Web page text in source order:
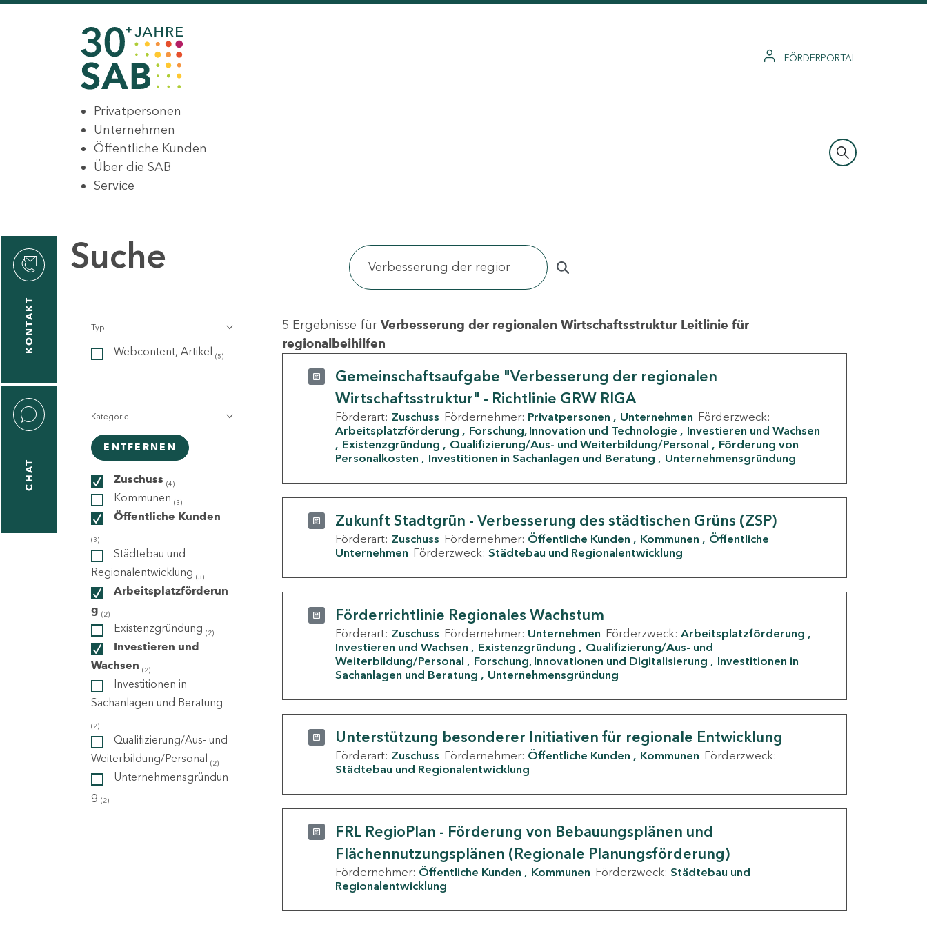
FÖRDERPORTAL
Privatpersonen
Unternehmen
Öffentliche Kunden
Über die SAB
Service
KONTAKT
CHAT
Suche
Typ
Webcontent, Artikel (5)
Kategorie
ENTFERNEN
Zuschuss (4)
Kommunen (3)
Öffentliche Kunden
(3)
Städtebau und
Regionalentwicklung (3)
Arbeitsplatzförderun
g (2)
Existenzgründung (2)
Investieren und
Wachsen (2)
Investitionen in
Sachanlagen und Beratung
(2)
Qualifizierung/Aus- und
Weiterbildung/Personal (2)
Unternehmensgründun
g (2)
5 Ergebnisse für Verbesserung der regionalen Wirtschaftsstruktur Leitlinie für
regionalbeihilfen
Gemeinschaftsaufgabe "Verbesserung der regionalen
Wirtschaftsstruktur" - Richtlinie GRW RIGA
Förderart: Zuschuss Fördernehmer: Privatpersonen Unternehmen Förderzweck:
Arbeitsplatzförderung
Forschung, Innovation und Technologie
Investieren und Wachsen
Existenzgründung
Qualifizierung/Aus- und Weiterbildung/Personal
Förderung von
Personalkosten
Investitionen in Sachanlagen und Beratung Unternehmensgründung
Zukunft Stadtgrün - Verbesserung des städtischen Grüns (ZSP)
Förderart: Zuschuss Fördernehmer: Öffentliche Kunden Kommunen
Öffentliche
Unternehmen Förderzweck: Städtebau und Regionalentwicklung
Förderrichtlinie Regionales Wachstum
Förderart: Zuschuss Fördernehmer: Unternehmen Förderzweck: Arbeitsplatzförderung
Investieren und Wachsen
Existenzgründung
Qualifizierung/Aus- und
Weiterbildung/Personal
Forschung, Innovationen und Digitalisierung
Investitionen in
Sachanlagen und Beratung
Unternehmensgründung
Unterstützung besonderer Initiativen für regionale Entwicklung
Förderart: Zuschuss Fördernehmer: Öffentliche Kunden Kommunen Förderzweck:
Städtebau und Regionalentwicklung
FRL RegioPlan - Förderung von Bebauungsplänen und
Flächennutzungsplänen (Regionale Planungsförderung)
Fördernehmer: Öffentliche Kunden Kommunen Förderzweck: Städtebau und
Regionalentwicklung